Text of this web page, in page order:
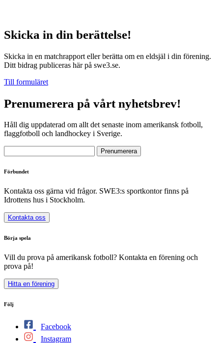
Skicka in din berättelse!
Skicka in en matchrapport eller berätta om en eldsjäl i din förening.
Ditt bidrag publiceras här på swe3.se.
Till formuläret
Prenumerera på vårt nyhetsbrev!
Håll dig uppdaterad om allt det senaste inom amerikansk fotboll,
flaggfotboll och landhockey i Sverige.
Förbundet
Kontakta oss gärna vid frågor. SWE3:s sportkontor finns på
Idrottens hus i Stockholm.
Kontakta oss
Börja spela
Vill du prova på amerikansk fotboll? Kontakta en förening och
prova på!
Hitta en förening
Följ
Facebook
Instagram